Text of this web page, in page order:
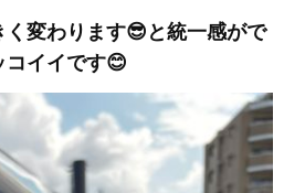
変わります😎と統一感がで
コイイです😊